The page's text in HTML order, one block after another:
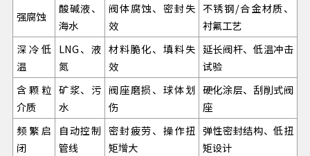
强腐蚀
酸碱液、
海水
阀体腐蚀、密封失
效
不锈钢/合金材质、
衬氟工艺
深冷低
温
LNG、液
氮
材料脆化、填料失
效
延长阀杆、低温冲击
试验
含颗粒
介质
矿浆、污
水
阀座磨损、球体划
伤
硬化涂层、刮削式阀
座
频繁启
闭
自动控制
管线
密封疲劳、操作扭
矩增大
弹性密封结构、低扭
矩设计